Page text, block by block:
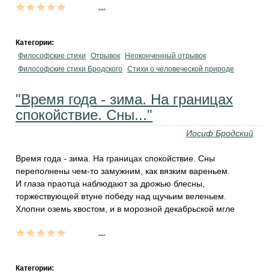
Категории:
Философские стихи
Отрывок
Неоконченный отрывок
Философские стихи Бродского Стихи о человеческой природе
"Время года - зима. На границах
спокойствие. Сны..."
Иосиф Бродский
Время года - зима. На границах спокойствие. Сны
переполнены чем-то замужним, как вязким вареньем.
И глаза праотца наблюдают за дрожью блесны,
торжествующей втуне победу над щучьим веленьем.
Хлопни оземь хвостом, и в морозной декабрьской мгле
Категории: